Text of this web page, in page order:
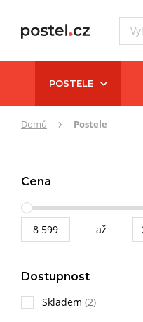
POSTELE
ZdeDomů Postele
Cena
až
Dostupnost
Skladem (2)